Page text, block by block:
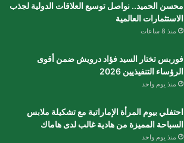
محسن الحميد.. نواصل توسيع العلاقات الدولية لجذب
الاستثمارات العالمية
منذ 8 ساعات
فوربس تختار السيد فؤاد درويش ضمن أقوى
الرؤساء التنفيذيين 2026
منذ يوم واحد
احتفلي بيوم المرأة الإماراتية مع تشكيلة ملابس
السباحة المميزة من هادية غالب لدى هاماك
منذ يوم واحد